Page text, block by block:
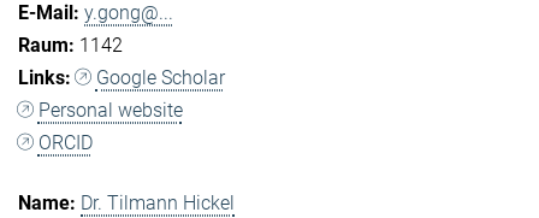
y.gong@...
1142
Google Scholar
Personal website
ORCID
Dr. Tilmann Hickel